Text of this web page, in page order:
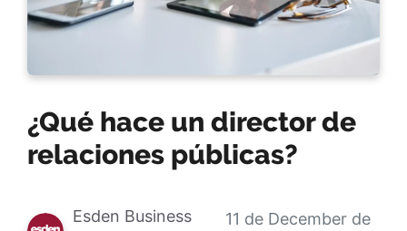
¿Qué hace un director de
relaciones públicas?
Esden Business
11 de December de